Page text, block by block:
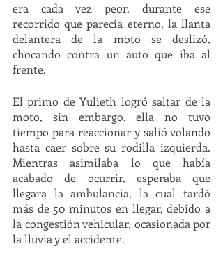
era cada vez peor, durante ese
recorrido que parecía eterno, la llanta
delantera de la moto se deslizó,
chocando contra un auto que iba al
frente.
El primo de Yulieth logró saltar de la
moto, sin embargo, ella no tuvo
tiempo para reaccionar y salió volando
hasta caer sobre su rodilla izquierda.
Mientras asimilaba lo que había
acabado de ocurrir, esperaba que
llegara la ambulancia, la cual tardó
más de 50 minutos en llegar, debido a
la congestión vehicular, ocasionada por
la lluvia y el accidente.